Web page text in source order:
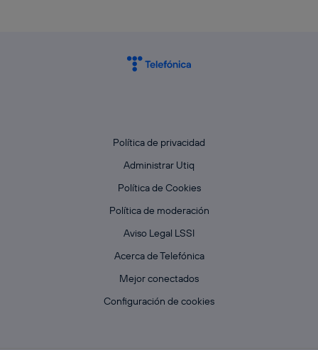
Política de privacidad
Administrar Utiq
Política de Cookies
Política de moderación
Aviso Legal LSSI
Acerca de Telefónica
Mejor conectados
Configuración de cookies